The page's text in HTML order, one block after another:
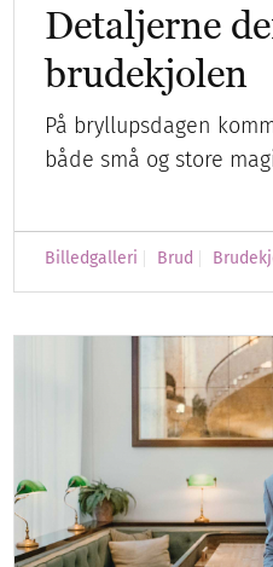
Detaljerne
brudekjolen
På bryllupsdagen
både små og store
Billedgalleri Brud